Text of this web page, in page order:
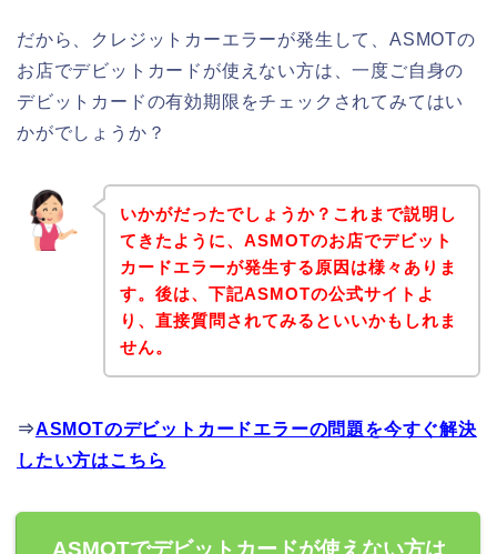
だから、クレジットカーエラーが発生して、ASMOTの
お店でデビットカードが使えない方は、一度ご自身の
デビットカードの有効期限をチェックされてみてはい
かがでしょうか？
いかがだったでしょうか？これまで説明し
てきたように、ASMOTのお店でデビット
カードエラーが発生する原因は様々ありま
す。後は、下記ASMOTの公式サイトよ
り、直接質問されてみるといいかもしれま
せん。
⇒ASMOTのデビットカードエラーの問題を今すぐ解決
したい方はこちら
ASMOTでデビットカードが使えない方は